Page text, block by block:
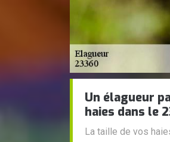
Un élagueur
haies dans le
La taille de vos